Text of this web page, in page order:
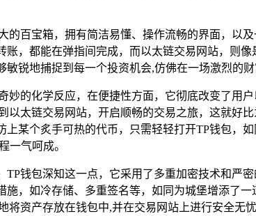
百宝箱，拥有简洁易懂、操作流畅的界面，以
，都能在弹指间完成，而以太链交易网站，则
锐地捕捉到每一个投资机会,仿佛在一场激烈的财
妙的化学反应，在便捷性方面，它彻底改变了用
以太链交易网站，开启顺畅的交易之旅，这就好
某个炙手可热的代币，只需轻轻打开TP钱包，
一气呵成。
钱包深知这一点，它采用了多重加密技术和严
，如冷存储、多重签名等，如同为城堡增添了
资产存放在钱包中,并在交易网站上进行安全无忧